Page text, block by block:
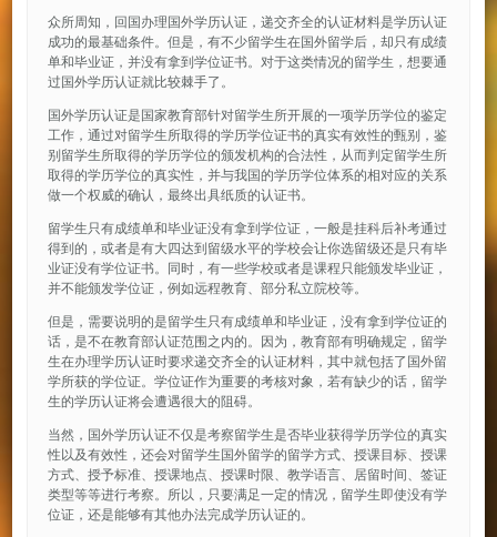
众所周知，回国办理国外学历认证，递交齐全的认证材料是学历认证
成功的最基础条件。但是，有不少留学生在国外留学后，却只有成绩
单和毕业证，并没有拿到学位证书。对于这类情况的留学生，想要通
过国外学历认证就比较棘手了。
国外学历认证是国家教育部针对留学生所开展的一项学历学位的鉴定
工作，通过对留学生所取得的学历学位证书的真实有效性的甄别，鉴
别留学生所取得的学历学位的颁发机构的合法性，从而判定留学生所
取得的学历学位的真实性，并与我国的学历学位体系的相对应的关系
做一个权威的确认，最终出具纸质的认证书。
留学生只有成绩单和毕业证没有拿到学位证，一般是挂科后补考通过
得到的，或者是有大四达到留级水平的学校会让你选留级还是只有毕
业证没有学位证书。同时，有一些学校或者是课程只能颁发毕业证，
并不能颁发学位证，例如远程教育、部分私立院校等。
但是，需要说明的是留学生只有成绩单和毕业证，没有拿到学位证的
话，是不在教育部认证范围之内的。因为，教育部有明确规定，留学
生在办理学历认证时要求递交齐全的认证材料，其中就包括了国外留
学所获的学位证。学位证作为重要的考核对象，若有缺少的话，留学
生的学历认证将会遭遇很大的阻碍。
当然，国外学历认证不仅是考察留学生是否毕业获得学历学位的真实
性以及有效性，还会对留学生国外留学的留学方式、授课目标、授课
方式、授予标准、授课地点、授课时限、教学语言、居留时间、签证
类型等等进行考察。所以，只要满足一定的情况，留学生即使没有学
位证，还是能够有其他办法完成学历认证的。